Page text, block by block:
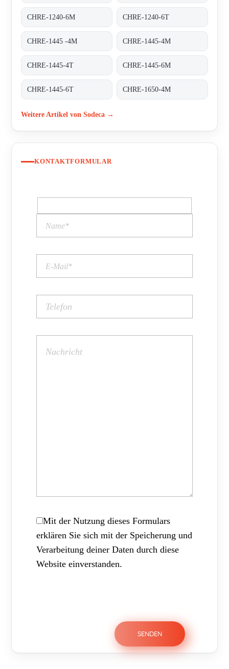
CHRE-1240-6M CHRE-1240-6T
CHRE-1445 -4M CHRE-1445-4M
CHRE-1445-4T CHRE-1445-6M
CHRE-1445-6T CHRE-1650-4M
Weitere Artikel von Sodeca →
KONTAKTFORMULAR
Mit der Nutzung dieses Formulars
erklären Sie sich mit der Speicherung und
Verarbeitung deiner Daten durch diese
Website einverstanden.